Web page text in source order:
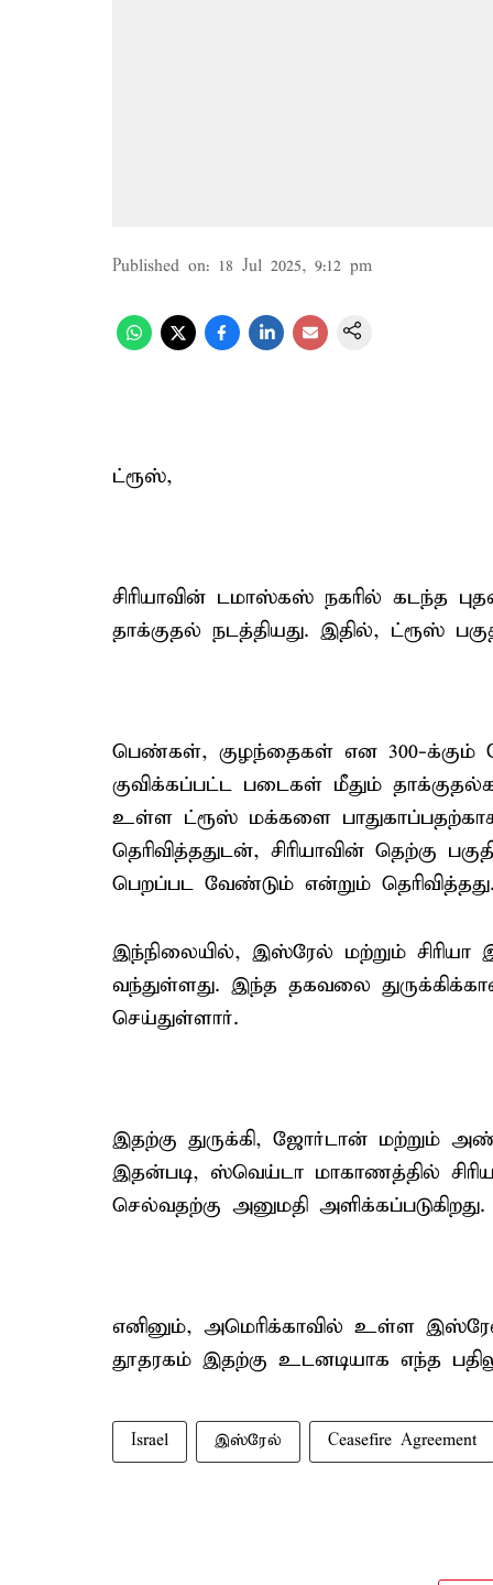
Published on: 18 Jul 2025, 9:12 pm
ட்ரூஸ்,
சிரியாவின் டமாஸ்கஸ் நகரில் கடந்த
தாக்குதல் நடத்தியது. இதில், ட்ரூஸ்
பெண்கள், குழந்தைகள் என 300-க்கும்
குவிக்கப்பட்ட படைகள் மீதும்
உள்ள ட்ரூஸ் மக்களை
தெரிவித்ததுடன், சிரியாவின் தெற்கு
பெறப்பட வேண்டும் என்றும்
இந்நிலையில், இஸ்ரேல் மற்றும்
வந்துள்ளது. இந்த தகவலை
செய்துள்ளார்.
இதற்கு துருக்கி, ஜோர்டான் மற்றும்
இதன்படி, ஸ்வெய்டா மாகாணத்தில்
செல்வதற்கு அனுமதி அளிக்கப்படுகிறது.
எனினும், அமெரிக்காவில் உள்ள
தூதரகம் இதற்கு உடனடியாக எந்த
Israel இஸ்ரேல் Ceasefire Agreement